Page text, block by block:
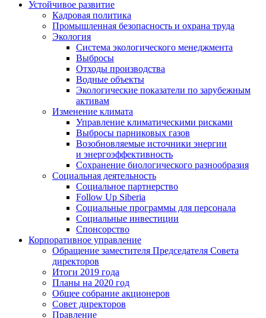
Устойчивое развитие
Кадровая политика
Промышленная безопасность и охрана труда
Экология
Система экологического менеджмента
Выбросы
Отходы производства
Водные объекты
Экологические показатели по зарубежным
активам
Изменение климата
Управление климатическими рисками
Выбросы парниковых газов
Возобновляемые источники энергии
и энергоэффективность
Сохранение биологического разнообразия
Социальная деятельность
Социальное партнерство
Follow Up Siberia
Социальные программы для персонала
Социальные инвестиции
Спонсорство
Корпоративное управление
Обращение заместителя Председателя Совета
директоров
Итоги 2019 года
Планы на 2020 год
Общее собрание акционеров
Совет директоров
Правление